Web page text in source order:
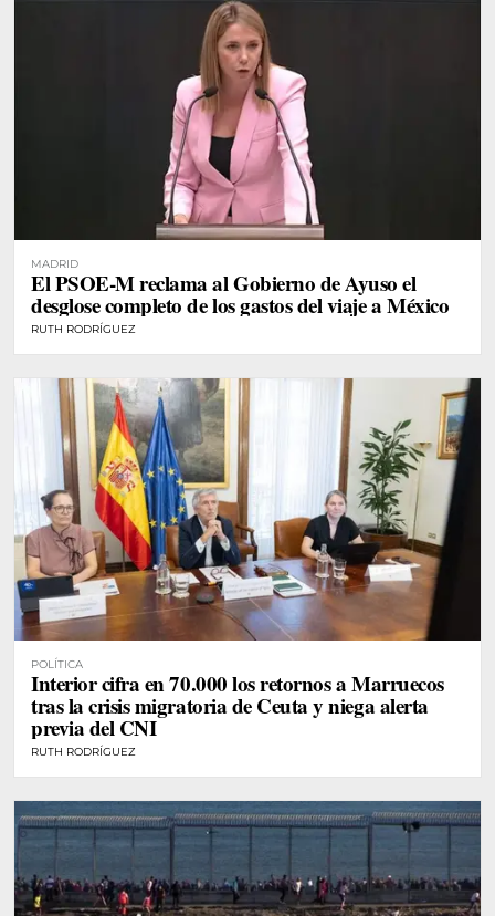
MADRID
El PSOE-M reclama al Gobierno de Ayuso el
desglose completo de los gastos del viaje a México
RUTH RODRÍGUEZ
POLÍTICA
Interior cifra en 70.000 los retornos a Marruecos
tras la crisis migratoria de Ceuta y niega alerta
previa del CNI
RUTH RODRÍGUEZ